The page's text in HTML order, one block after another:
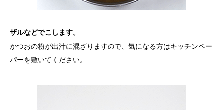
ザルなどでこします。
かつおの粉が出汁に混ざりますので、気になる方はキッチンペー
パーを敷いてください。